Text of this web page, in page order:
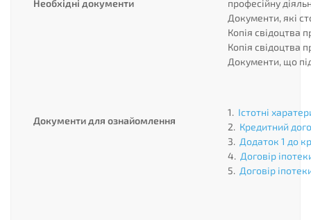
Необхідні документи
професійну
Документи, які
Копія свідоцтва
Копія свідоцтва
Документи, що
Документи для ознайомлення
1. Істотні
2. Кредитний
3. Додаток 1 до
4. Договір
5. Договір